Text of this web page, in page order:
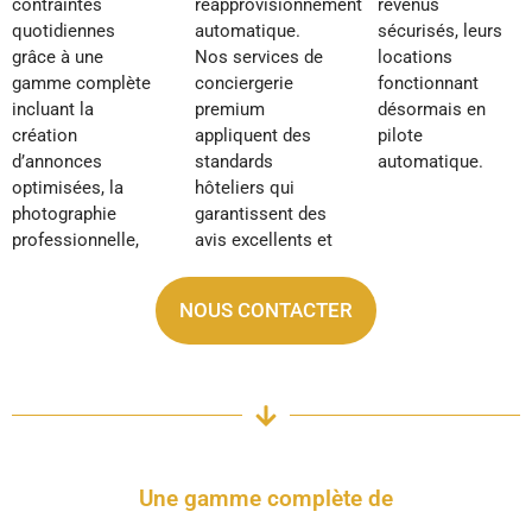
contraintes
quotidiennes
grâce à une
gamme complète
incluant la
création
d’annonces
optimisées, la
photographie
professionnelle,
réapprovisionnement
automatique.
Nos services de
conciergerie
premium
appliquent des
standards
hôteliers qui
garantissent des
avis excellents et
revenus
sécurisés, leurs
locations
fonctionnant
désormais en
pilote
automatique.
NOUS CONTACTER
Une gamme complète de